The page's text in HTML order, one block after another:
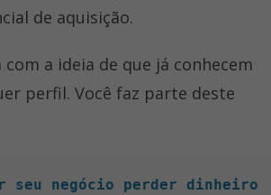
de aquisição.
a ideia de que já conhecem
perfil. Você faz parte deste
seu negócio perder dinheiro